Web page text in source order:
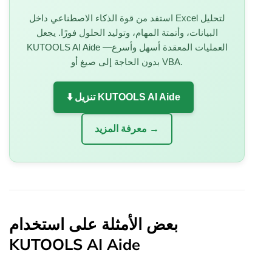
استفد من قوة الذكاء الاصطناعي داخل Excel لتحليل
البيانات، وأتمتة المهام، وتوليد الحلول فورًا. يجعل
KUTOOLS AI Aide العمليات المعقدة أسهل وأسرع—
بدون الحاجة إلى صيغ أو VBA.
⬇️ تنزيل KUTOOLS AI Aide
معرفة المزيد →
بعض الأمثلة على استخدام
KUTOOLS AI Aide